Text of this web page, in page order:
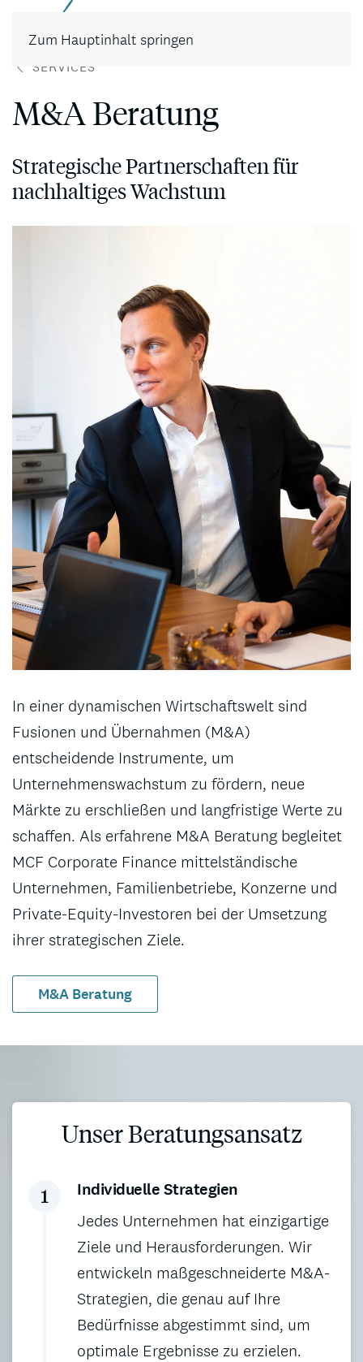
Zum Hauptinhalt springen
SERVICES
M&A Beratung
Strategische Partnerschaften für
nachhaltiges Wachstum
In einer dynamischen Wirtschaftswelt sind
Fusionen und Übernahmen (M&A)
entscheidende Instrumente, um
Unternehmenswachstum zu fördern, neue
Märkte zu erschließen und langfristige Werte zu
schaffen. Als erfahrene M&A Beratung begleitet
MCF Corporate Finance mittelständische
Unternehmen, Familienbetriebe, Konzerne und
Private-Equity-Investoren bei der Umsetzung
ihrer strategischen Ziele.
M&A Beratung
Unser Beratungsansatz
Individuelle Strategien
Jedes Unternehmen hat einzigartige
Ziele und Herausforderungen. Wir
entwickeln maßgeschneiderte M&A-
Strategien, die genau auf Ihre
Bedürfnisse abgestimmt sind, um
optimale Ergebnisse zu erzielen.